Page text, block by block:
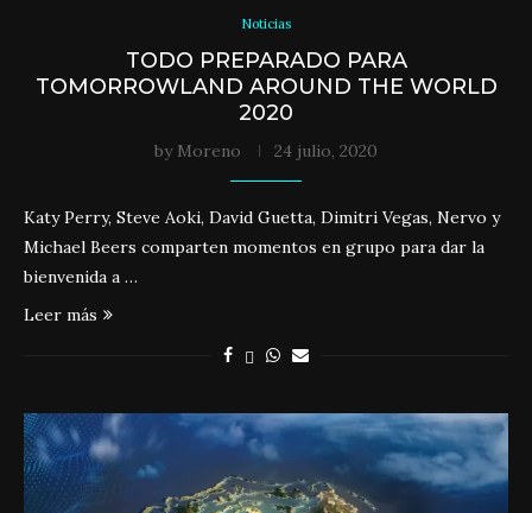
Noticias
TODO PREPARADO PARA
TOMORROWLAND AROUND THE WORLD
2020
by Moreno 24 julio, 2020
Katy Perry, Steve Aoki, David Guetta, Dimitri Vegas, Nervo y
Michael Beers comparten momentos en grupo para dar la
bienvenida a …
Leer más